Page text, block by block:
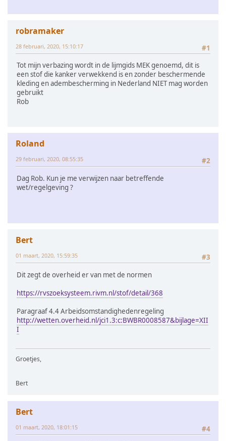
robramaker
#1
28 februari, 2020, 15:10:17
Tot mijn verbazing wordt in de lijmgids MEK genoemd, dit is
een stof die kanker verwekkend is en zonder beschermende
kleding en adembescherming in Nederland NIET mag worden
gebruikt
Rob
Roland
#2
29 februari, 2020, 08:55:35
Dag Rob. Kun je me verwijzen naar betreffende
wet/regelgeving ?
Bert
#3
01 maart, 2020, 15:59:35
Dit zegt de overheid er van met de normen
https://rvszoeksysteem.rivm.nl/stof/detail/368
Paragraaf 4.4 Arbeidsomstandighedenregeling
http://wetten.overheid.nl/jci1.3:c:BWBR0008587&bijlage=XII
I
Groetjes,
Bert
Bert
#4
01 maart, 2020, 18:01:15